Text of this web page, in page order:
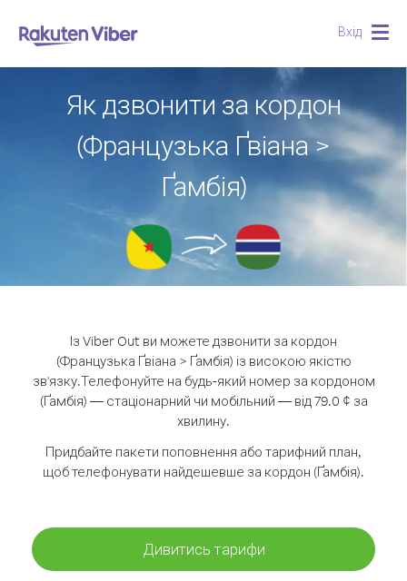
Вхід
Як дзвонити за кордон
(Французька Ґвіана >
Ґамбія)
Із Viber Out ви можете дзвонити за кордон
(Французька Ґвіана > Ґамбія) із високою якістю
зв'язку.Телефонуйте на будь-який номер за кордоном
(Ґамбія) — стаціонарний чи мобільний — від 79.0 ¢ за
хвилину.
Придбайте пакети поповнення або тарифний план,
щоб телефонувати найдешевше за кордон (Ґамбія).
Дивитись тарифи